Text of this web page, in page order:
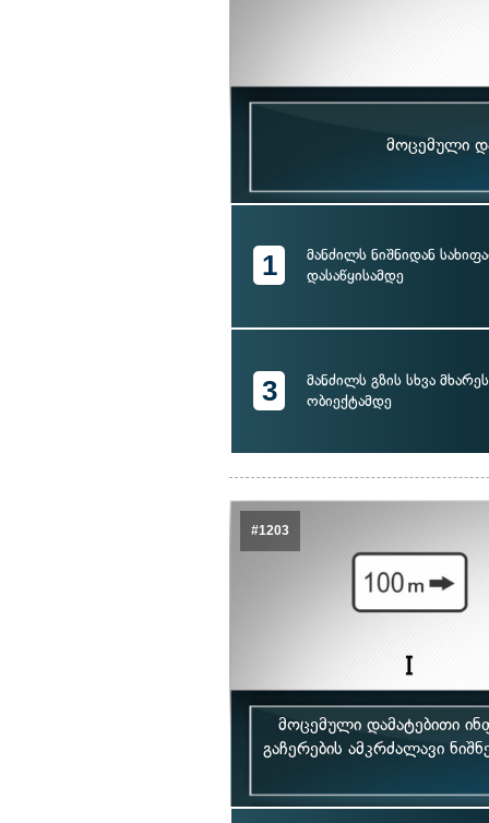
მოცემული
1
მანძილს ნიშნიდან
დასაწყისამდე
3
მანძილს გზის სხვა
ობიექტამდე
#1203
მოცემული დამატებითი
გაჩერების ამკრძალავი